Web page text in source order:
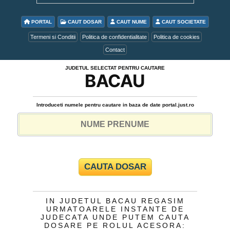
PORTAL CAUT DOSAR CAUT NUME CAUT SOCIETATE
Termeni si Conditii Politica de confidentialitate Politica de cookies
Contact
JUDETUL SELECTAT PENTRU CAUTARE
BACAU
Introduceti numele pentru cautare in baza de date portal.just.ro
IN JUDETUL BACAU REGASIM
URMATOARELE INSTANTE DE
JUDECATA UNDE PUTEM CAUTA
DOSARE PE ROLUL ACESORA: